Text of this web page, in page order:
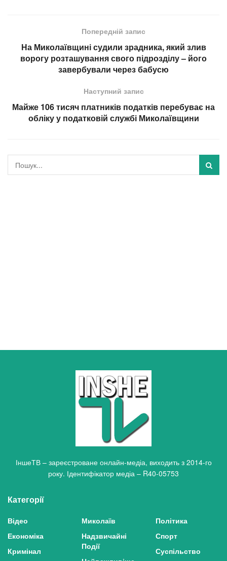
Попередній запис
На Миколаївщині судили зрадника, який злив
ворогу розташування свого підрозділу – його
завербували через бабусю
Наступний запис
Майже 106 тисяч платників податків перебуває на
обліку у податковій службі Миколаївщини
ІншеТВ – зареєстроване онлайн-медіа, виходить з 2014-го
року. Ідентифікатор медіа – R40-05753
Категорії
Відео
Економіка
Кримінал
Миколаїв
Надзвичайні
Події
Політика
Спорт
Суспільство